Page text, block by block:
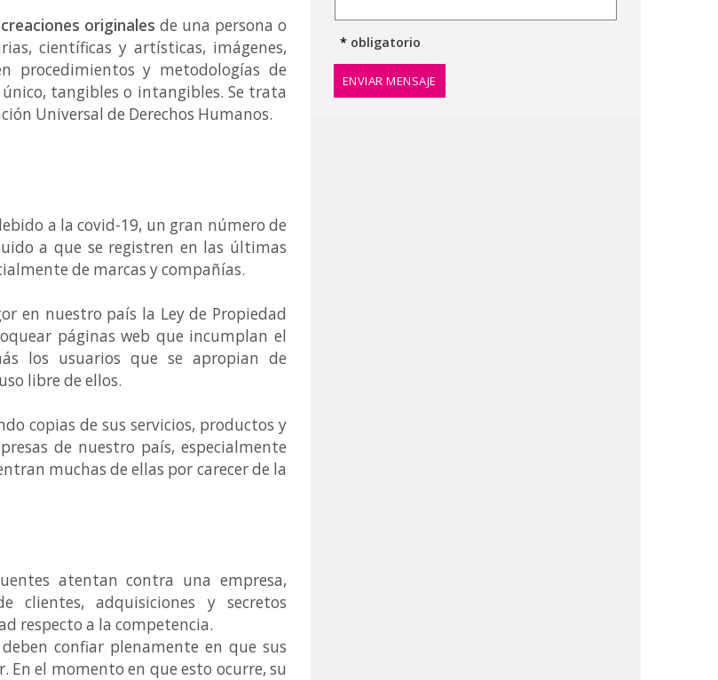
creaciones originales de una persona o
científicas y artísticas, imágenes,
procedimientos y metodologías de
tangibles o intangibles. Se trata
Universal de Derechos Humanos.
a la covid-19, un gran número de
a que se registren en las últimas
de marcas y compañías.
en nuestro país la Ley de Propiedad
páginas web que incumplan el
los usuarios que se apropian de
libre de ellos.
copias de sus servicios, productos y
de nuestro país, especialmente
muchas de ellas por carecer de la
atentan contra una empresa,
clientes, adquisiciones y secretos
respecto a la competencia.
confiar plenamente en que sus
En el momento en que esto ocurre, su
* obligatorio
ENVIAR MENSAJE